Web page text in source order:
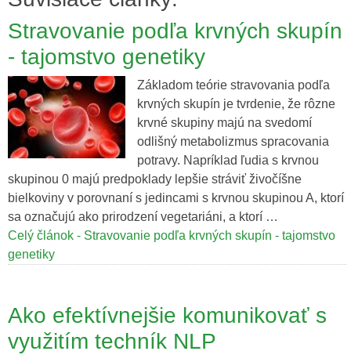
Stravovanie podľa krvných skupín
- tajomstvo genetiky
Základom teórie stravovania podľa
krvných skupín je tvrdenie, že rôzne
krvné skupiny majú na svedomí
odlišný metabolizmus spracovania
potravy. Napríklad ľudia s krvnou
skupinou 0 majú predpoklady lepšie stráviť živočíšne
bielkoviny v porovnaní s jedincami s krvnou skupinou A, ktorí
sa označujú ako prirodzení vegetariáni, a ktorí …
Celý článok - Stravovanie podľa krvných skupín - tajomstvo
genetiky
Ako efektívnejšie komunikovať s
využitím techník NLP